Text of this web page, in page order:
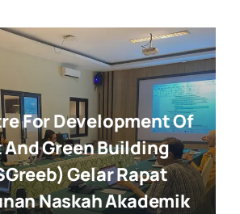
For Development Of
Green Building
Gelar Rapat
Naskah Akademik